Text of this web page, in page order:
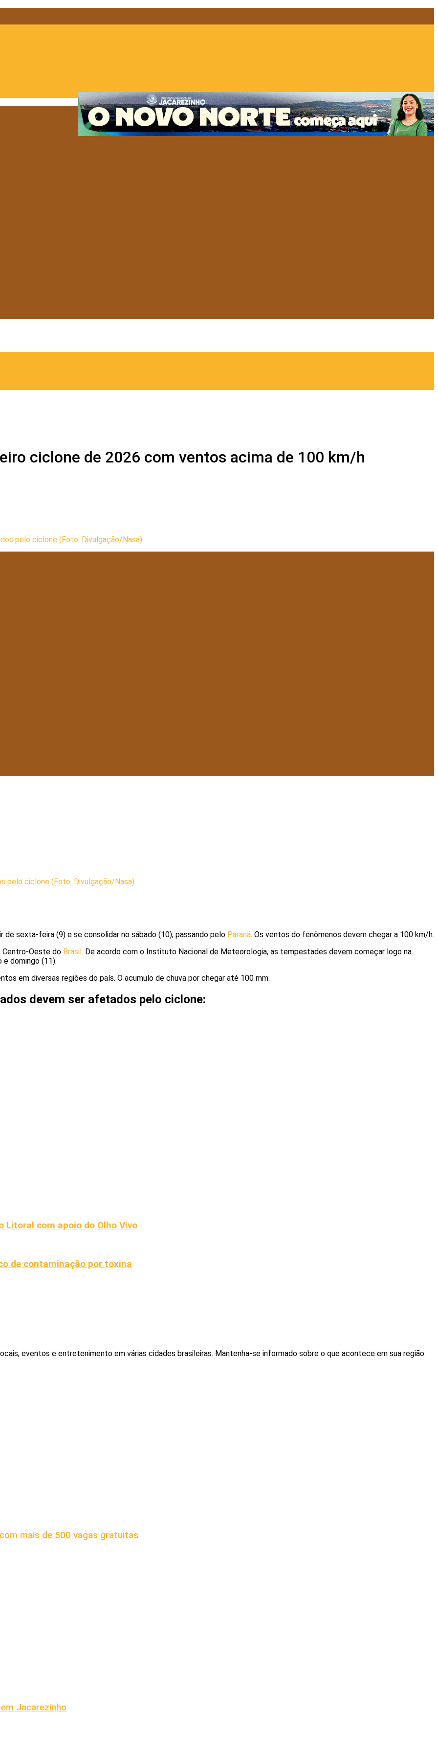
ciclone de 2026 com ventos acima de 100 km/h
pelo ciclone (Foto: Divulgação/Nasa)
sexta-feira (9) e se consolidar no sábado (10), passando pelo Paraná. Os ventos do fenômenos devem chegar a 100 km/h.
Centro-Oeste do Brasil. De acordo com o Instituto Nacional de Meteorologia, as tempestades devem começar logo na
domingo (11).
em diversas regiões do país. O acumulo de chuva por chegar até 100 mm.
devem ser afetados pelo ciclone:
Litoral com apoio do Olho Vivo
de contaminação por toxina
eventos e entretenimento em várias cidades brasileiras. Mantenha-se informado sobre o que acontece em sua região.
mais de 500 vagas gratuitas
Jacarezinho